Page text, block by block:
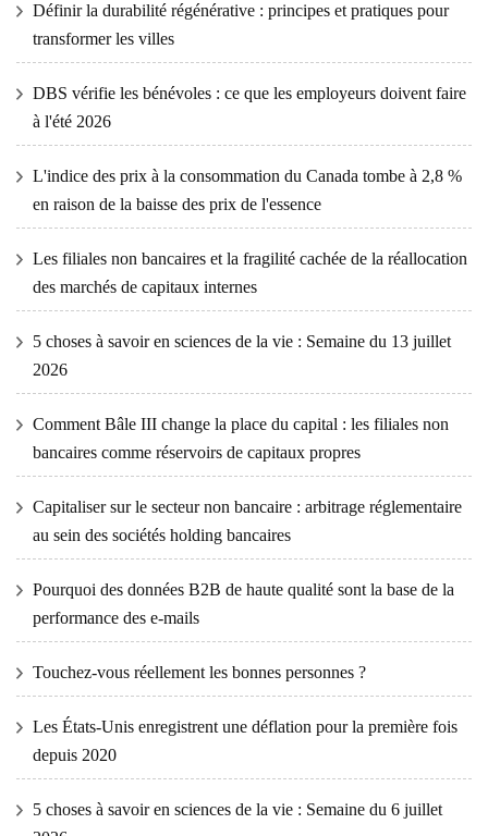
Définir la durabilité régénérative : principes et pratiques pour
transformer les villes
DBS vérifie les bénévoles : ce que les employeurs doivent faire
à l'été 2026
L'indice des prix à la consommation du Canada tombe à 2,8 %
en raison de la baisse des prix de l'essence
Les filiales non bancaires et la fragilité cachée de la réallocation
des marchés de capitaux internes
5 choses à savoir en sciences de la vie : Semaine du 13 juillet
2026
Comment Bâle III change la place du capital : les filiales non
bancaires comme réservoirs de capitaux propres
Capitaliser sur le secteur non bancaire : arbitrage réglementaire
au sein des sociétés holding bancaires
Pourquoi des données B2B de haute qualité sont la base de la
performance des e-mails
Touchez-vous réellement les bonnes personnes ?
Les États-Unis enregistrent une déflation pour la première fois
depuis 2020
5 choses à savoir en sciences de la vie : Semaine du 6 juillet